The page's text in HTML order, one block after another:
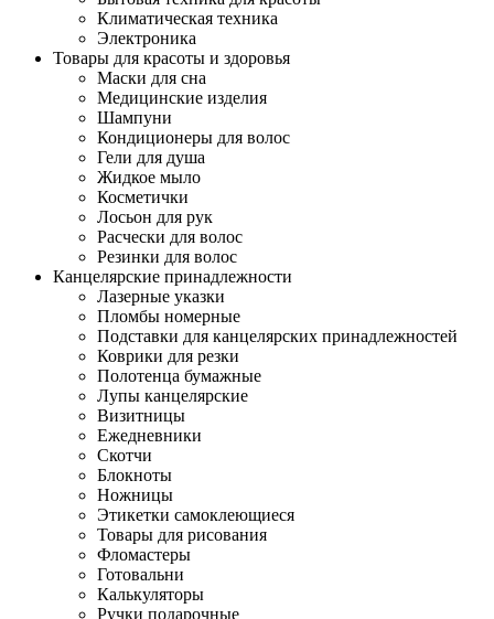
Климатическая техника
Электроника
Товары для красоты и здоровья
Маски для сна
Медицинские изделия
Шампуни
Кондиционеры для волос
Гели для душа
Жидкое мыло
Косметички
Лосьон для рук
Расчески для волос
Резинки для волос
Канцелярские принадлежности
Лазерные указки
Пломбы номерные
Подставки для канцелярских принадлежностей
Коврики для резки
Полотенца бумажные
Лупы канцелярские
Визитницы
Ежедневники
Скотчи
Блокноты
Ножницы
Этикетки самоклеющиеся
Товары для рисования
Фломастеры
Готовальни
Калькуляторы
Ручки подарочные